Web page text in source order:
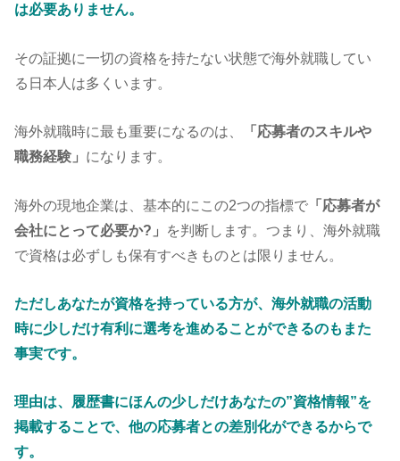
は必要ありません。
その証拠に一切の資格を持たない状態で海外就職してい
る日本人は多くいます。
海外就職時に最も重要になるのは、
「応募者のスキルや
職務経験」 になります。
海外の現地企業は、基本的にこの2つの指標で 「応募者が
会社にとって必要か?」 を判断します。つまり、海外就職
で資格は必ずしも保有すべきものとは限りません。
ただしあなたが資格を持っている方が、海外就職の活動
時に少しだけ有利に選考を進めることができるのもまた
事実です。
理由は、履歴書にほんの少しだけあなたの”資格情報”を
掲載することで、他の応募者との差別化ができるからで
す。